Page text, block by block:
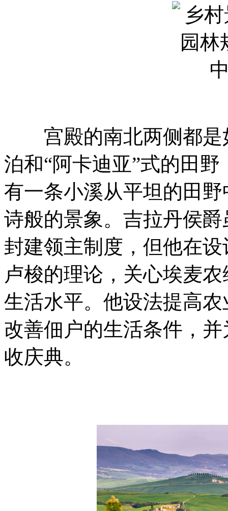
宫殿的南北两侧都是
泊和“阿卡迪亚”式的田
有一条小溪从平坦的田
诗般的景象。吉拉丹侯
封建领主制度，但他在
卢梭的理论，关心埃麦
生活水平。他设法提高
改善佃户的生活条件，
收庆典。